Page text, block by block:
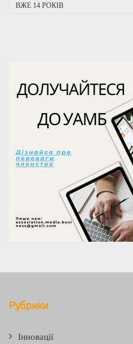
ВЖЕ 14 РОКІВ
Рубрики
Інновації